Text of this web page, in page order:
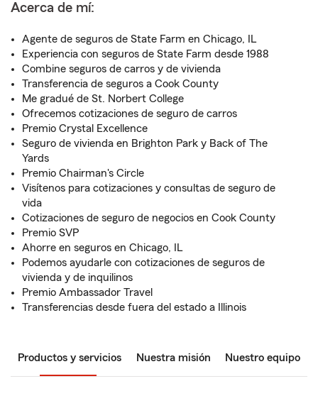
Acerca de mí:
Agente de seguros de State Farm en Chicago, IL
Experiencia con seguros de State Farm desde 1988
Combine seguros de carros y de vivienda
Transferencia de seguros a Cook County
Me gradué de St. Norbert College
Ofrecemos cotizaciones de seguro de carros
Premio Crystal Excellence
Seguro de vivienda en Brighton Park y Back of The
Yards
Premio Chairman's Circle
Visítenos para cotizaciones y consultas de seguro de
vida
Cotizaciones de seguro de negocios en Cook County
Premio SVP
Ahorre en seguros en Chicago, IL
Podemos ayudarle con cotizaciones de seguros de
vivienda y de inquilinos
Premio Ambassador Travel
Transferencias desde fuera del estado a Illinois
Productos y servicios Nuestra misión Nuestro equipo